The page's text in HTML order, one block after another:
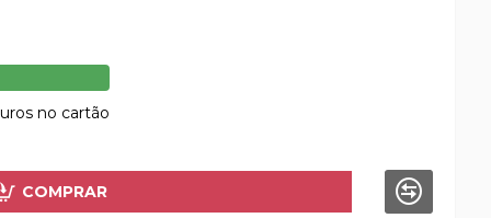
no cartão
COMPRAR